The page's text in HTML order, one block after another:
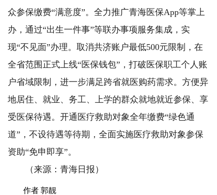
众参保缴费“满意度”。全力推广青海医保App等掌上
办，通过“出生一件事”等联办事项服务集成，实
现“不见面”办理。取消共济账户最低500元限制，在
全省范围正式上线“医保钱包”，打破医保职工个人账
户省域限制，进一步满足跨省就医购药需求。方便异
地居住、就业、务工、上学的群众就地就近参保、享
受医保待遇。开通医疗救助对象全年缴费“绿色通
道”，不设待遇等待期，全面实施医疗救助对象参保
资助“免申即享”。
（来源：青海日报）
作者 郭靓